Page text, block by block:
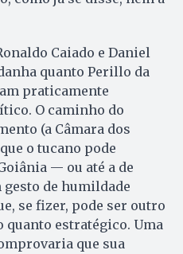
Caiado e Daniel
quanto Perillo da
praticamente
O caminho do
(a Câmara dos
o tucano pode
— ou até a de
gesto de humildade
se fizer, pode ser outro
estratégico. Uma
que sua